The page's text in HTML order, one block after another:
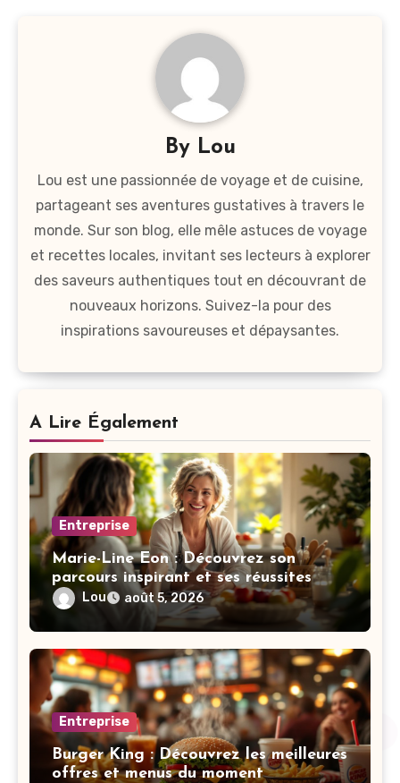
By Lou
Lou est une passionnée de voyage et de cuisine,
partageant ses aventures gustatives à travers le
monde. Sur son blog, elle mêle astuces de voyage
et recettes locales, invitant ses lecteurs à explorer
des saveurs authentiques tout en découvrant de
nouveaux horizons. Suivez-la pour des
inspirations savoureuses et dépaysantes.
A Lire Également
Entreprise
Marie-Line Eon : Découvrez son
parcours inspirant et ses réussites
Lou août 5, 2026
Entreprise
Burger King : Découvrez les meilleures
offres et menus du moment